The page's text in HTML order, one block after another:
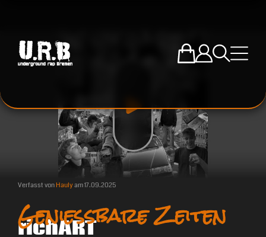
Zum U.R.B-
Einloggen
SucheMenü
Verfasst vonHaulyam17.09.2025
Genießbare Zeiten
richART